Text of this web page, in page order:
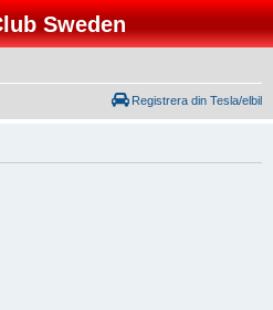
Sweden
Registrera din Tesla/elbil